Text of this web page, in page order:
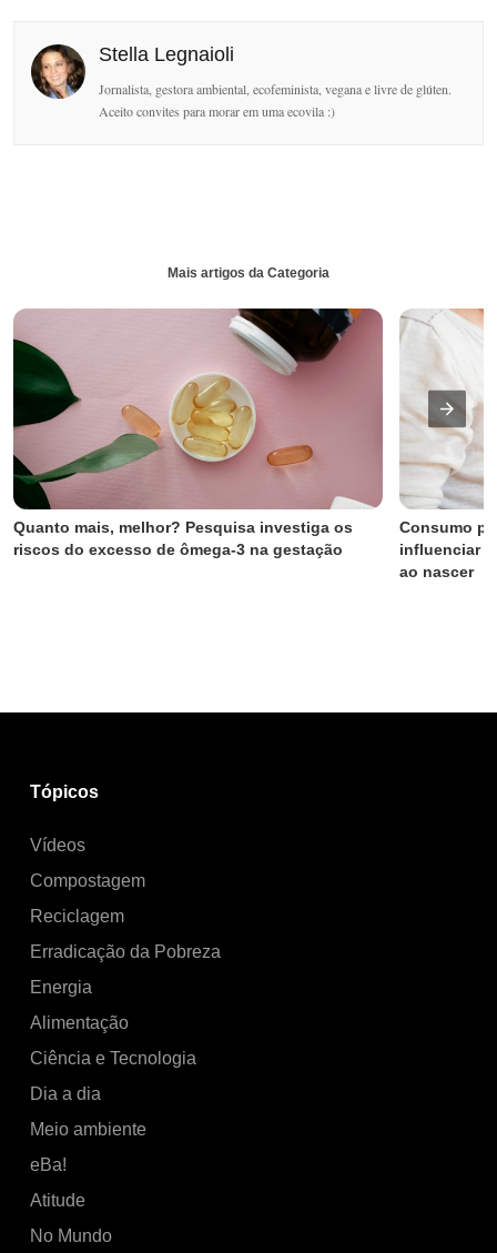
Stella Legnaioli
Jornalista, gestora ambiental, ecofeminista, vegana e livre de glúten.
Aceito convites para morar em uma ecovila :)
Mais artigos da Categoria
Quanto mais, melhor? Pesquisa investiga os
riscos do excesso de ômega-3 na gestação
Consumo
influenciar
ao nascer
Tópicos
Vídeos
Compostagem
Reciclagem
Erradicação da Pobreza
Energia
Alimentação
Ciência e Tecnologia
Dia a dia
Meio ambiente
eBa!
Atitude
No Mundo